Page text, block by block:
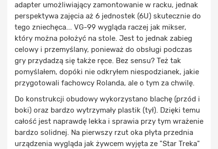
adapter umożliwiający zamontowanie w racku, jednak
perspektywa zajęcia aż 6 jednostek (6U) skutecznie do
tego zniechęca... VG-99 wygląda raczej jak mikser,
który można położyć na stole. Jest to jednak zabieg
celowy i przemyślany, ponieważ do obsługi podczas
gry przydadzą się także ręce. Bez sensu? Też tak
pomyślałem, dopóki nie odkryłem niespodzianek, jakie
przygotowali fachowcy Rolanda, ale o tym za chwilę.
Do konstrukcji obudowy wykorzystano blachę (przód i
boki) oraz bardzo wytrzymały plastik (tył). Dzięki temu
całość jest naprawdę lekka i sprawia przy tym wrażenie
bardzo solidnej. Na pierwszy rzut oka płyta przednia
urządzenia wygląda jak żywcem wyjęta ze "Star Treka"